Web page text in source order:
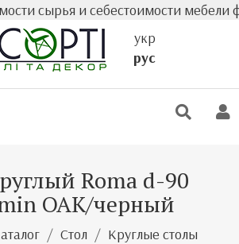
сырья и себестоимости мебели
укр
рус
Roma d-90
OAK/черный
Стол Круглые столы